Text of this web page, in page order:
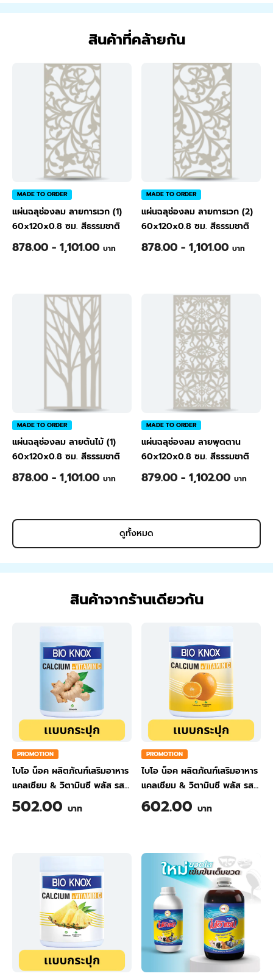
สินค้าที่คล้ายกัน
MADE TO ORDER
แผ่นฉลุช่องลม ลายการเวก (1)
60x120x0.8 ซม. สีธรรมชาติ
878.00 - 1,101.00 บาท
MADE TO ORDER
แผ่นฉลุช่องลม ลายการเวก (2)
60x120x0.8 ซม. สีธรรมชาติ
878.00 - 1,101.00 บาท
MADE TO ORDER
แผ่นฉลุช่องลม ลายต้นไม้ (1)
60x120x0.8 ซม. สีธรรมชาติ
878.00 - 1,101.00 บาท
MADE TO ORDER
แผ่นฉลุช่องลม ลายพุดตาน
60x120x0.8 ซม. สีธรรมชาติ
879.00 - 1,102.00 บาท
ดูทั้งหมด
สินค้าจากร้านเดียวกัน
PROMOTION
ไบโอ น็อค ผลิตภัณฑ์เสริมอาหาร
แคลเซียม & วิตามินซี พลัส รส
ขิง ขนาด 200 กรัม
502.00 บาท
PROMOTION
ไบโอ น็อค ผลิตภัณฑ์เสริมอาหาร
แคลเซียม & วิตามินซี พลัส รส
ส้ม ขนาด 200 กรัม
602.00 บาท